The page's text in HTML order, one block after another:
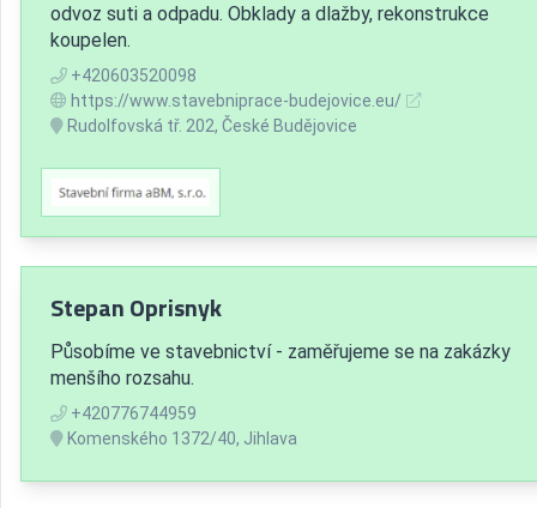
odvoz suti a odpadu. Obklady a dlažby, rekonstrukce
koupelen.
+420603520098
https://www.stavebniprace-budejovice.eu/
Rudolfovská tř. 202, České Budějovice
Stepan Oprisnyk
Působíme ve stavebnictví - zaměřujeme se na zakázky
menšího rozsahu.
+420776744959
Komenského 1372/40, Jihlava